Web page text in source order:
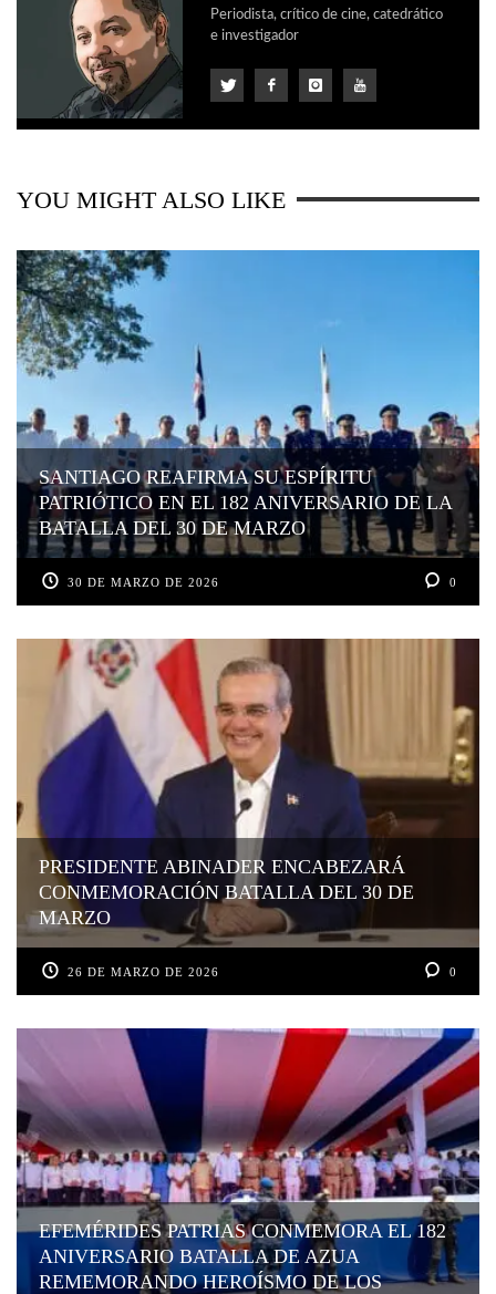
Periodista, crítico de cine, catedrático
e investigador
YOU MIGHT ALSO LIKE
SANTIAGO REAFIRMA SU ESPÍRITU
PATRIÓTICO EN EL 182 ANIVERSARIO DE LA
BATALLA DEL 30 DE MARZO
30 DE MARZO DE 2026 0
PRESIDENTE ABINADER ENCABEZARÁ
CONMEMORACIÓN BATALLA DEL 30 DE
MARZO
26 DE MARZO DE 2026 0
EFEMÉRIDES PATRIAS CONMEMORA EL 182
ANIVERSARIO BATALLA DE AZUA
REMEMORANDO HEROÍSMO DE LOS